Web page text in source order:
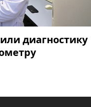
диагностику